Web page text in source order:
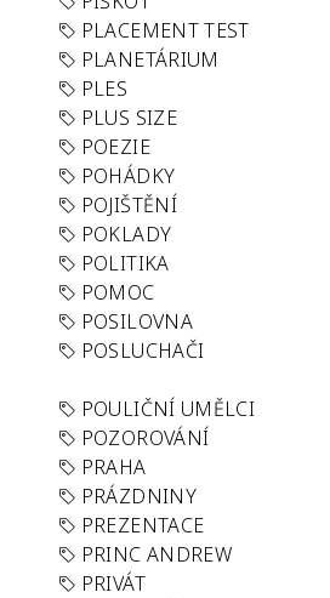
PLACEMENT TEST
PLANETÁRIUM
PLES
PLUS SIZE
POEZIE
POHÁDKY
POJIŠTĚNÍ
POKLADY
POLITIKA
POMOC
POSILOVNA
POSLUCHAČI
POULIČNÍ UMĚLCI
POZOROVÁNÍ
PRAHA
PRÁZDNINY
PREZENTACE
PRINC ANDREW
PRIVÁT